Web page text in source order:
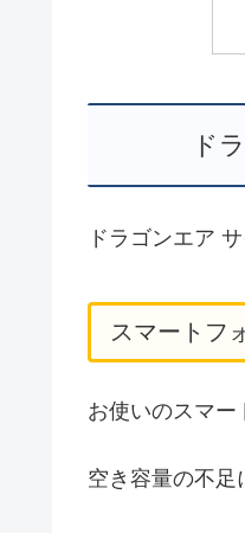
ド
ドラゴンエア
スマートフ
お使いのスマー
空き容量の不足